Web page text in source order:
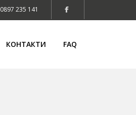
0897 235 141
КОНТАКТИ FAQ